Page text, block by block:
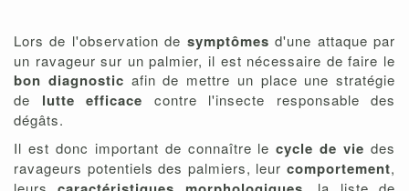
Lors de l'observation de symptômes d'une attaque par
un ravageur sur un palmier, il est nécessaire de faire le
bon diagnostic afin de mettre un place une stratégie
de lutte efficace contre l'insecte responsable des
dégâts.
Il est donc important de connaître lecycle de vie des
ravageurs potentiels des palmiers, leur comportement,